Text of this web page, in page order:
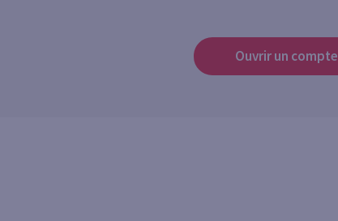
Ouvrir un compte